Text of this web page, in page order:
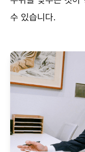
수 있습니다.